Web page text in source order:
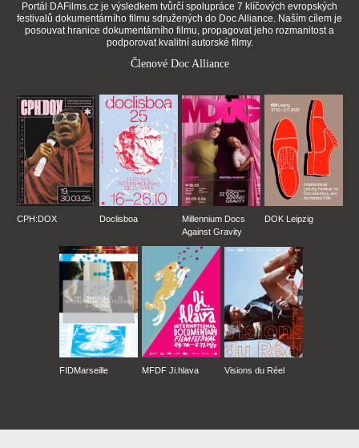
Portál DAFilms.cz je výsledkem tvůrčí spolupráce 7 klíčových evropských
festivalů dokumentárního filmu sdružených do Doc Alliance. Naším cílem je
posouvat hranice dokumentárního filmu, propagovat jeho rozmanitost a
podporovat kvalitní autorské filmy.
Členové Doc Alliance
CPH:DOX Doclisboa
Millennium Docs
Against Gravity
DOK Leipzig
FIDMarseille MFDF Ji.hlava Visions du Réel